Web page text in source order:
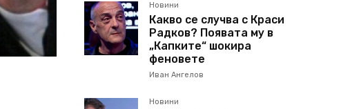
Новини
Какво се случва с Краси
Радков? Появата му в
„Капките“ шокира
феновете
Иван Ангелов
Новини